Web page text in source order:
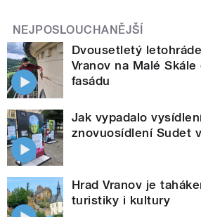
NEJPOSLOUCHANĚJŠÍ
Dvousetletý
Vranov na Malé
fasádu
Jak vypadalo
znovuosídlení Sudet
Hrad Vranov je
turistiky i kultury